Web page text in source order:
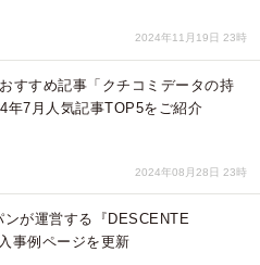
2024年11月19日 23時
すすめ記事「クチコミデータの持
年7月人気記事TOP5をご紹介
2024年08月28日 23時
ンが運営する『DESCENTE
事例ページを更新